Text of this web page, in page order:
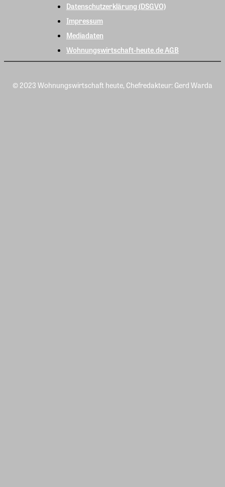
Datenschutzerklärung (DSGVO)
Impressum
Mediadaten
Wohnungswirtschaft-heute.de AGB
© 2023 Wohnungswirtschaft heute, Chefredakteur: Gerd Warda